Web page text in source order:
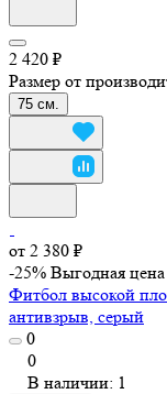
2 420 ₽
Размер от
75 см.
от 2 380 ₽
-25% Выгодная цена
Фитбол высокой
антивзрыв, серый
0
0
В наличии: 1